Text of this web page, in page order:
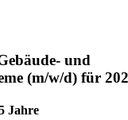
und
(m/w/d) für
Jahre